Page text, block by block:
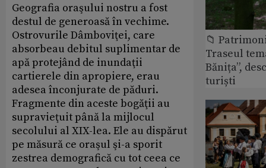
Geografia oraşului nostru a fost
destul de generoasă în vechime.
Ostrovurile Dâmboviţei, care
absorbeau debitul suplimentar de
apă protejând de inundaţii
cartierele din apropiere, erau
adesea înconjurate de păduri.
Fragmente din aceste bogăţii au
supravieţuit până la mijlocul
secolului al XIX-lea. Ele au dispărut
pe măsură ce oraşul şi-a sporit
zestrea demografică cu tot ceea ce
📁
Traseul
Bănița”,
turiști